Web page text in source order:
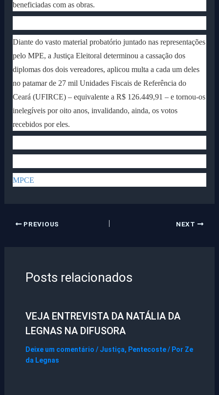
beneficiadas com as obras.
Diante do vasto material probatório juntado nas representações
pelo MPE, a Justiça Eleitoral determinou a cassação dos
diplomas dos dois vereadores, aplicou multa a cada um deles
no patamar de 27 mil Unidades Fiscais de Referência do
Ceará (UFIRCE) – equivalente a R$ 126.449,91 – e tornou-os
inelegíveis por oito anos, invalidando, ainda, os votos
recebidos por eles.
MPCE
PREVIOUS NEXT
Posts relacionados
VEJA ENTREVISTA DA NATÁLIA DA
LEGNAS NA DIFUSORA
Deixe um comentário / Justiça, Pentecoste/ Por Ze
da Legnas